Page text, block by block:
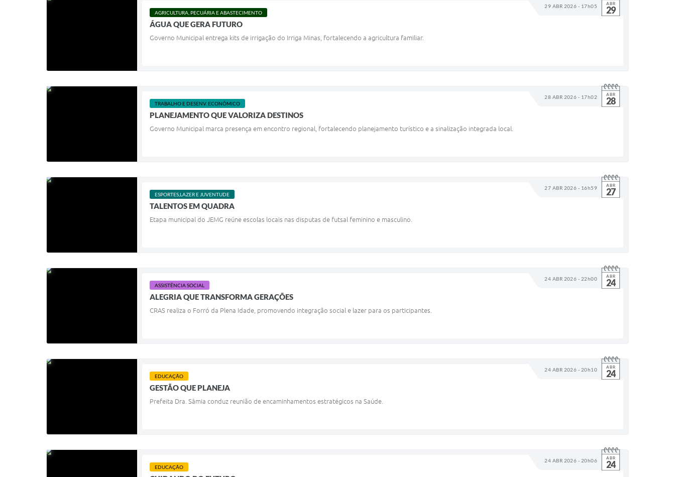
29 ABR 2026 - 17h05 ABR
29
AGRICULTURA, PECUÁRIA E ABASTECIMENTO
ÁGUA QUE GERA FUTURO
Governo Municipal entrega kits de irrigação do Irriga Minas, fortalecendo a agricultura familiar.
28 ABR 2026 - 17h02 ABR
28
TRABALHO E DESENV. ECONÔMICO
PLANEJAMENTO QUE VALORIZA DESTINOS
Governo Municipal marca presença em encontro regional, fortalecendo planejamento turístico e a sinalização integrada local.
27 ABR 2026 - 16h59 ABR
27
ESPORTES,LAZER E JUVENTUDE
TALENTOS EM QUADRA
Etapa municipal do JEMG reúne escolas locais nas disputas de futsal feminino e masculino.
24 ABR 2026 - 22h00 ABR
24
ASSISTÊNCIA SOCIAL
ALEGRIA QUE TRANSFORMA GERAÇÕES
CRAS realiza o Forró da Plena Idade, promovendo integração social e lazer para os participantes.
24 ABR 2026 - 20h10 ABR
24
EDUCAÇÃO
GESTÃO QUE PLANEJA
Prefeita Dra. Sâmia conduz reunião de encaminhamentos estratégicos na Saúde.
24 ABR 2026 - 20h06 ABR
24
EDUCAÇÃO